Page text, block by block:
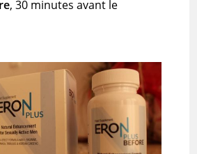
, 30 minutes avant le